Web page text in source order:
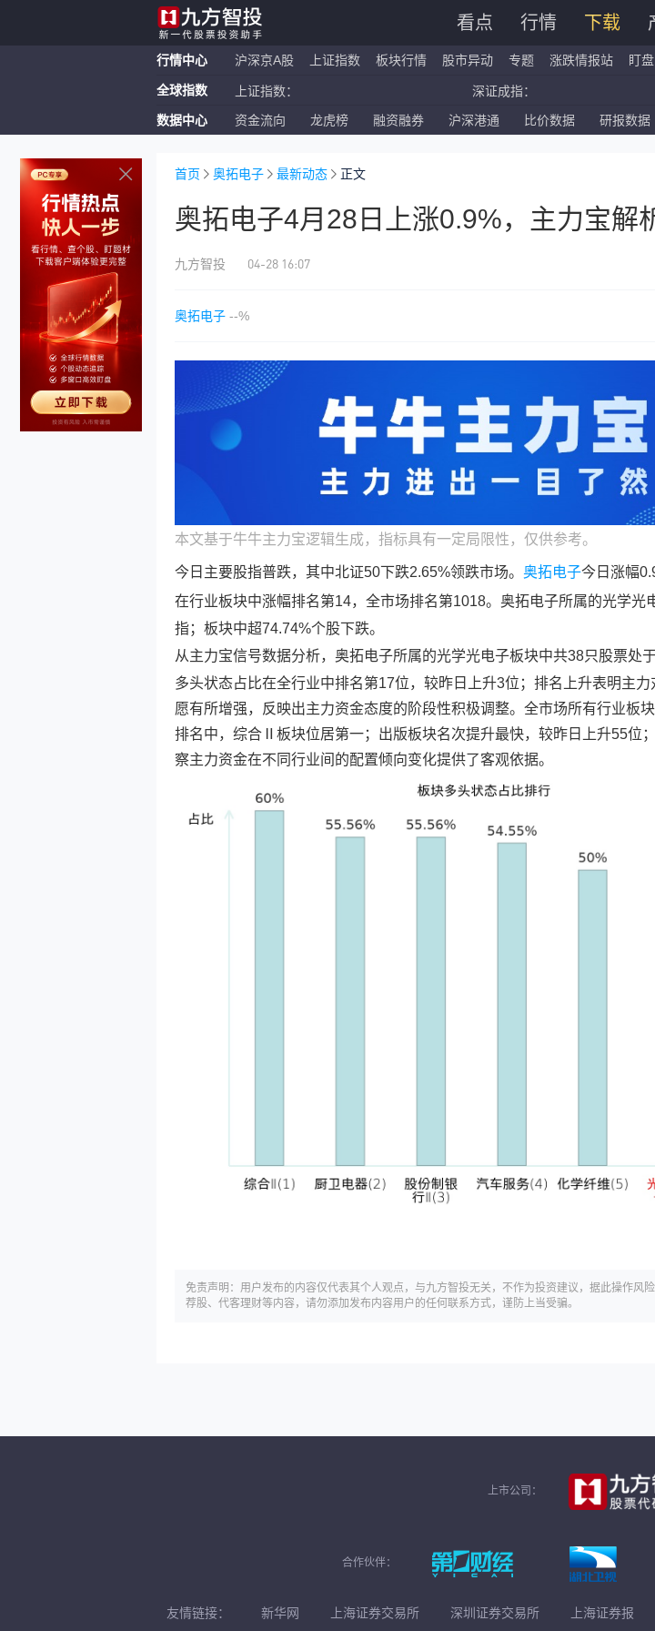
看点 行情 下载
行情中心 沪深京A股 上证指数 板块行情 股市异动 专题 涨跌情报站 盯盘
全球指数 上证指数： 深证成指：
恒生指数： 国企指数：
数据中心 资金流向 龙虎榜 融资融券 沪深港通 比价数据 研报数据
首页 奥拓电子 最新动态 正文
奥拓电子4月28日上涨0.9%，主力宝解
九方智投 04-28 16:07
奥拓电子 --%
本文基于牛牛主力宝逻辑生成，指标具有一定局限性，仅供参考。
今日主要股指普跌，其中北证50下跌2.65%领跌市场。 奥拓电子今日涨幅
在行业板块中涨幅排名第14，全市场排名第1018。 奥拓电子所属的光学光
指；板块中超74.74%个股下跌。
从主力宝信号数据分析， 奥拓电子所属的光学光电子板块中共38只股票处
多头状态占比在全行业中排名第17位，较昨日上升3位；排名上升表明主
愿有所增强，反映出主力资金态度的阶段性积极调整。全市场所有行业板
排名中，综合Ⅱ板块位居第一；出版板块名次提升最快，较昨日上升55位
察主力资金在不同行业间的配置倾向变化提供了客观依据。
免责声明：用户发布的内容仅代表其个人观点，与九方智投无关，不作为投资建议，据此操作风
荐股、代客理财等内容，请勿添加发布内容用户的任何联系方式，谨防上当受骗。
上市公司：
合作伙伴：
友情链接： 新华网 上海证券交易所 深圳证券交易所 上海证券报